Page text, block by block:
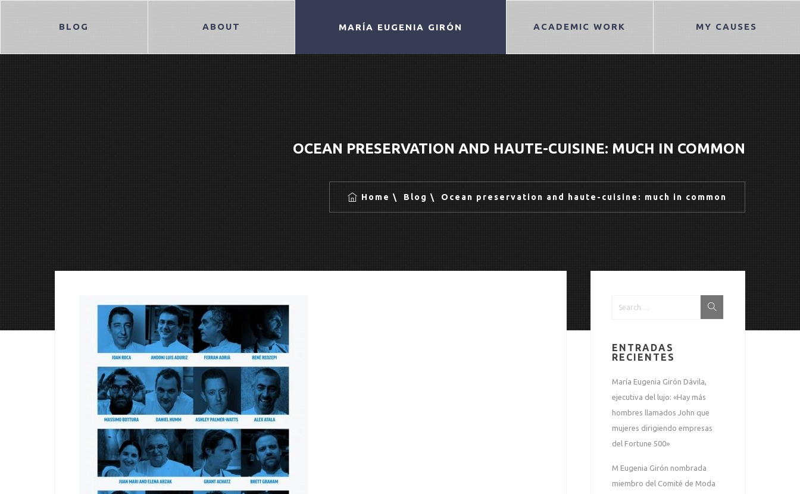
BLOG ABOUT MARÍA EUGENIA GIRÓN ACADEMIC WORK MY CAUSES
OCEAN PRESERVATION AND HAUTE-CUISINE: MUCH IN COMMON
Home Blog Ocean preservation and haute-cuisine: much in common
ENTRADAS
RECIENTES
María Eugenia Girón Dávila,
ejecutiva del lujo: «Hay más
hombres llamados John que
mujeres dirigiendo empresas
del Fortune 500»
M Eugenia Girón nombrada
miembro del Comité de Moda